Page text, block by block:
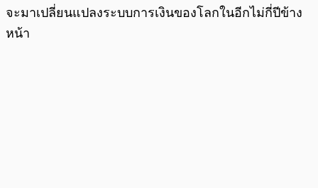
จะมาเปลี่ยนแปลงระบบการเงินของโลกในอีกไม่กี่ปีข้าง
หน้า